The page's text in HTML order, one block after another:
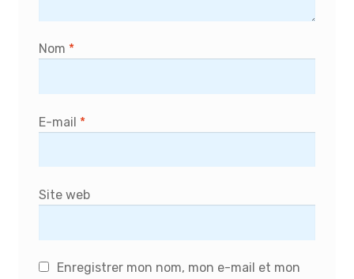
Nom *
E-mail *
Site web
Enregistrer mon nom, mon e-mail et mon